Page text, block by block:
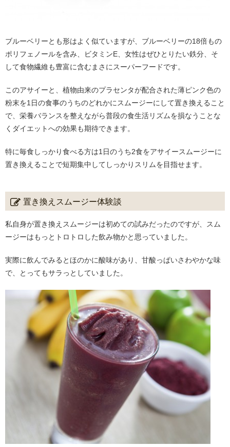
ブルーベリーとも形はよく似ていますが、ブルーベリーの18倍もの
ポリフェノールを含み、ビタミンE、女性はぜひとりたい鉄分、そ
して食物繊維も豊富に含むまさにスーパーフードです。
このアサイーと、植物由来のプラセンタが配合された薄ピンク色の
粉末を1日の食事のうちのどれかにスムージーにして置き換えること
で、栄養バランスを整えながら普段の食生活リズムを損なうことな
くダイエットへの効果も期待できます。
特に毎食しっかり食べる方は1日のうち2食をアサイースムージーに
置き換えることで短期集中してしっかりスリムを目指せます。
置き換えスムージー体験談
私自身が置き換えスムージーは初めての試みだったのですが、スム
ージーはもっとトロトロした飲み物かと思っていました。
実際に飲んでみるとほのかに酸味があり、甘酸っぱいさわやかな味
で、とってもサラっとしていました。